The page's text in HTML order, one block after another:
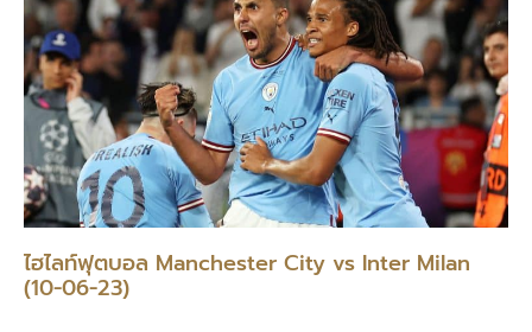
ไฮไลท์ฟุตบอล Manchester City vs Inter Milan
(10-06-23)